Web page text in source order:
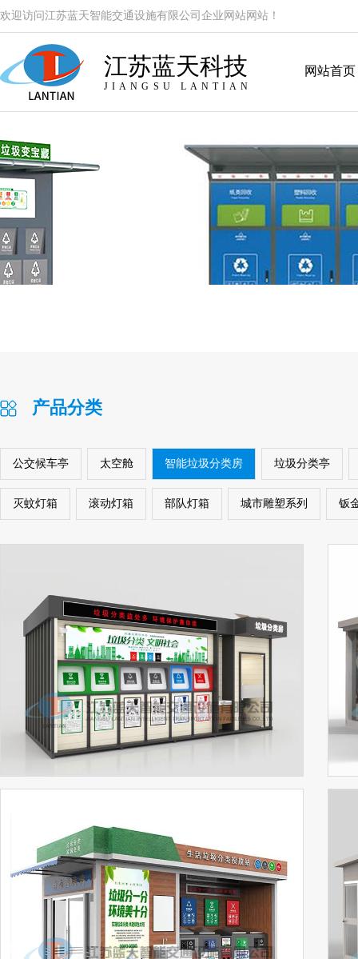
欢迎访问江苏蓝天智能交通设施有限公司企业网站网站！
江苏蓝天科技
JIANGSU LANTIAN
网站首页
产品分类
公交候车亭 太空舱 智能垃圾分类房 垃圾分类亭
灭蚊灯箱 滚动灯箱 部队灯箱 城市雕塑系列 钣